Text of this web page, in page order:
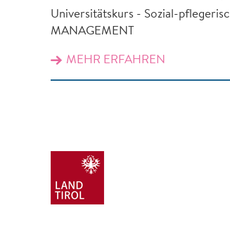
Universitätskurs - Sozial-
MANAGEMENT
MEHR ERFAHREN